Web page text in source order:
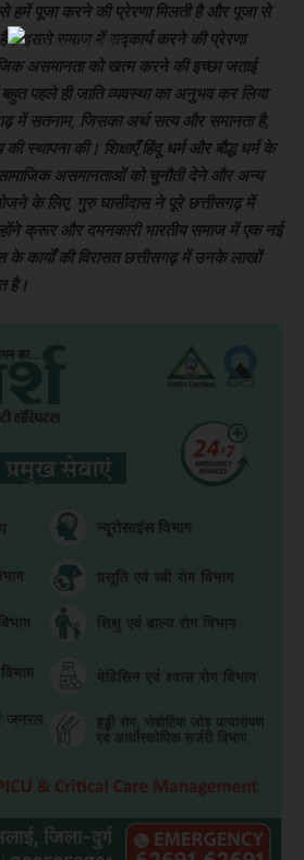
से हमें पूजा करने की प्रेरणा मिलती है और पूजा से
है। इससे समाज में सद्कार्य करने की प्रेरणा
असमानता को खत्म करने की इच्छा जताई
पहले ही जाति व्यवस्था का अनुभव कर लिया
में सतनाम, जिसका अर्थ सत्य और समानता है,
स्थापना की। शिक्षाएँ हिंदू धर्म और बौद्ध धर्म के
असमानताओं को चुनौती देने और अन्य
के लिए, गुरु घासीदास ने पूरे छत्तीसगढ़ में
क्रूर और दमनकारी भारतीय समाज में एक नई
के कार्यों की विरासत छत्तीसगढ़ में उनके लाखों
है।